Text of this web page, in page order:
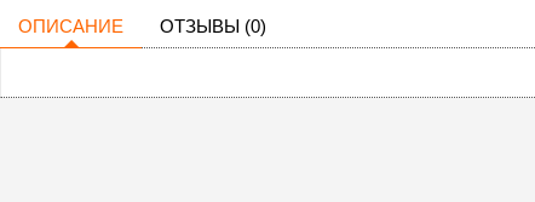
ОПИСАНИЕ ОТЗЫВЫ (0)